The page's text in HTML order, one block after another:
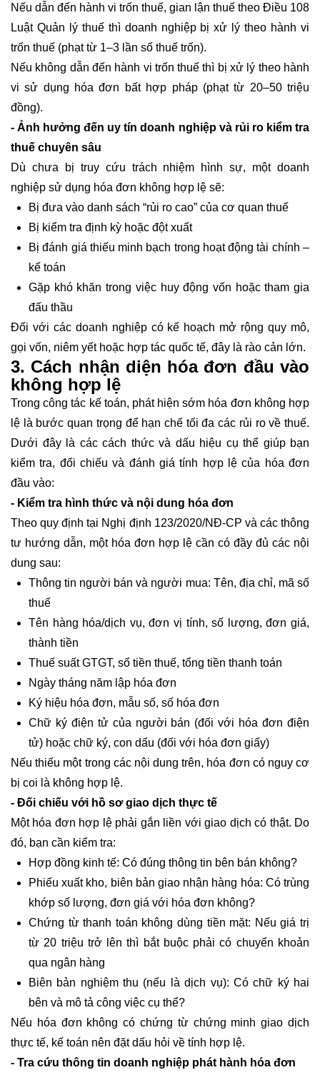
Nếu dẫn đến hành vi trốn thuế, gian lận thuế theo Điều 108
Luật Quản lý thuế thì doanh nghiệp bị xử lý theo hành vi
trốn thuế (phạt từ 1–3 lần số thuế trốn).
Nếu không dẫn đến hành vi trốn thuế thì bị xử lý theo hành
vi sử dụng hóa đơn bất hợp pháp (phạt từ 20–50 triệu
đồng).
- Ảnh hưởng đến uy tín doanh nghiệp và rủi ro kiểm tra
thuế chuyên sâu
Dù chưa bị truy cứu trách nhiệm hình sự, một doanh
nghiệp sử dụng hóa đơn không hợp lệ sẽ:
Bị đưa vào danh sách “rủi ro cao” của cơ quan thuế
Bị kiểm tra định kỳ hoặc đột xuất
Bị đánh giá thiếu minh bạch trong hoạt động tài chính –
kế toán
Gặp khó khăn trong việc huy động vốn hoặc tham gia
đấu thầu
Đối với các doanh nghiệp có kế hoạch mở rộng quy mô,
gọi vốn, niêm yết hoặc hợp tác quốc tế, đây là rào cản lớn.
3. Cách nhận diện hóa đơn đầu vào
không hợp lệ
Trong công tác kế toán, phát hiện sớm hóa đơn không hợp
lệ là bước quan trọng để hạn chế tối đa các rủi ro về thuế.
Dưới đây là các cách thức và dấu hiệu cụ thể giúp bạn
kiểm tra, đối chiếu và đánh giá tính hợp lệ của hóa đơn
đầu vào:
- Kiểm tra hình thức và nội dung hóa đơn
Theo quy định tại Nghị định 123/2020/NĐ-CP và các thông
tư hướng dẫn, một hóa đơn hợp lệ cần có đầy đủ các nội
dung sau:
Thông tin người bán và người mua: Tên, địa chỉ, mã số
thuế
Tên hàng hóa/dịch vụ, đơn vị tính, số lượng, đơn giá,
thành tiền
Thuế suất GTGT, số tiền thuế, tổng tiền thanh toán
Ngày tháng năm lập hóa đơn
Ký hiệu hóa đơn, mẫu số, số hóa đơn
Chữ ký điện tử của người bán (đối với hóa đơn điện
tử) hoặc chữ ký, con dấu (đối với hóa đơn giấy)
Nếu thiếu một trong các nội dung trên, hóa đơn có nguy cơ
bị coi là không hợp lệ.
- Đối chiếu với hồ sơ giao dịch thực tế
Một hóa đơn hợp lệ phải gắn liền với giao dịch có thật. Do
đó, bạn cần kiểm tra:
Hợp đồng kinh tế: Có đúng thông tin bên bán không?
Phiếu xuất kho, biên bản giao nhận hàng hóa: Có trùng
khớp số lượng, đơn giá với hóa đơn không?
Chứng từ thanh toán không dùng tiền mặt: Nếu giá trị
từ 20 triệu trở lên thì bắt buộc phải có chuyển khoản
qua ngân hàng
Biên bản nghiệm thu (nếu là dịch vụ): Có chữ ký hai
bên và mô tả công việc cụ thể?
Nếu hóa đơn không có chứng từ chứng minh giao dịch
thực tế, kế toán nên đặt dấu hỏi về tính hợp lệ.
- Tra cứu thông tin doanh nghiệp phát hành hóa đơn